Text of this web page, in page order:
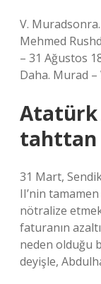
V.
Mehmed
– 31 Ağustos
Daha. Murad –
Atatürk
tahttan
31 Mart,
II’nin
nötralize
faturanın
neden olduğu
deyişle,